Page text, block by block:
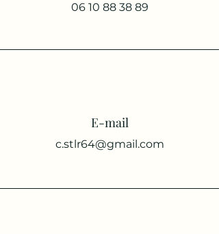
06 10 88 38 89
E-mail
c.stlr64@gmail.com